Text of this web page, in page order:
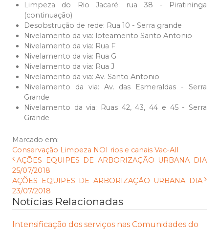
Limpeza do Rio Jacaré: rua 38 - Piratininga
(continuação)
Desobstrução de rede: Rua 10 - Serra grande
Nivelamento da via: loteamento Santo Antonio
Nivelamento da via: Rua F
Nivelamento da via: Rua G
Nivelamento da via: Rua J
Nivelamento da via: Av. Santo Antonio
Nivelamento da via: Av. das Esmeraldas - Serra
Grande
Nivelamento da via: Ruas 42, 43, 44 e 45 - Serra
Grande
Marcado em:
Conservação Limpeza NOI rios e canais Vac-All
AÇÕES EQUIPES DE ARBORIZAÇÃO URBANA DIA
25/07/2018
AÇÕES EQUIPES DE ARBORIZAÇÃO URBANA DIA
23/07/2018
Notícias Relacionadas
Intensificação dos serviços nas Comunidades do